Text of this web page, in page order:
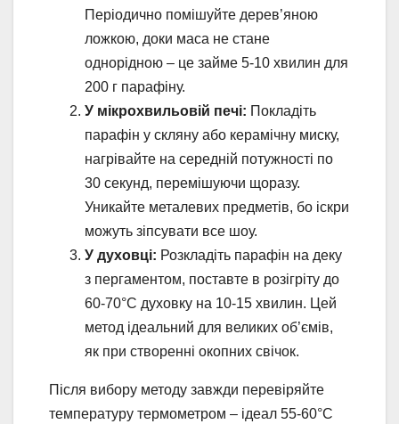
Періодично помішуйте дерев’яною
ложкою, доки маса не стане
однорідною – це займе 5-10 хвилин для
200 г парафіну.
У мікрохвильовій печі: Покладіть
парафін у скляну або керамічну миску,
нагрівайте на середній потужності по
30 секунд, перемішуючи щоразу.
Уникайте металевих предметів, бо іскри
можуть зіпсувати все шоу.
У духовці: Розкладіть парафін на деку
з пергаментом, поставте в розігріту до
60-70°C духовку на 10-15 хвилин. Цей
метод ідеальний для великих об’ємів,
як при створенні окопних свічок.
Після вибору методу завжди перевіряйте
температуру термометром – ідеал 55-60°C